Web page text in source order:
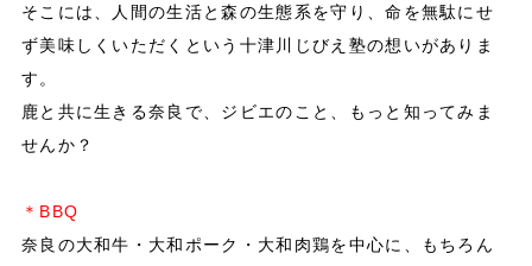
そこには、人間の生活と森の生態系を守り、命を無駄にせ
ず美味しくいただくという十津川じびえ塾の想いがありま
す。
鹿と共に生きる奈良で、ジビエのこと、もっと知ってみま
せんか？
＊BBQ
奈良の大和牛・大和ポーク・大和肉鶏を中心に、もちろん